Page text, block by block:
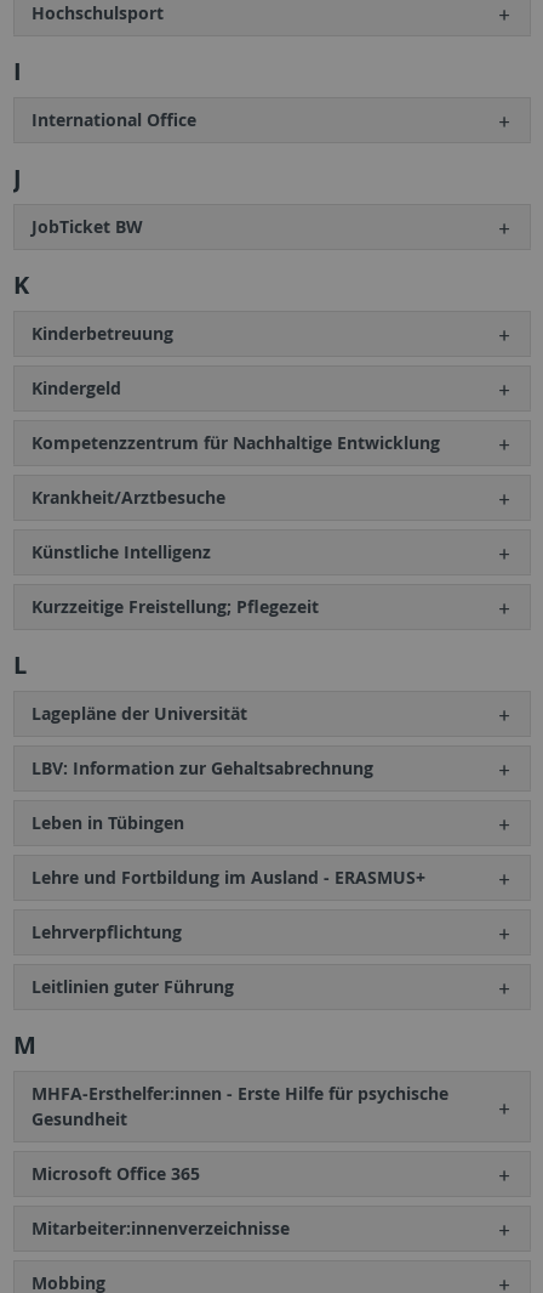
Hochschulsport
I
International Office
J
JobTicket BW
K
Kinderbetreuung
Kindergeld
Kompetenzzentrum für Nachhaltige Entwicklung
Krankheit/Arztbesuche
Künstliche Intelligenz
Kurzzeitige Freistellung; Pflegezeit
L
Lagepläne der Universität
LBV: Information zur Gehaltsabrechnung
Leben in Tübingen
Lehre und Fortbildung im Ausland - ERASMUS+
Lehrverpflichtung
Leitlinien guter Führung
M
MHFA-Ersthelfer:innen - Erste Hilfe für psychische
Gesundheit
Microsoft Office 365
Mitarbeiter:innenverzeichnisse
Mobbing